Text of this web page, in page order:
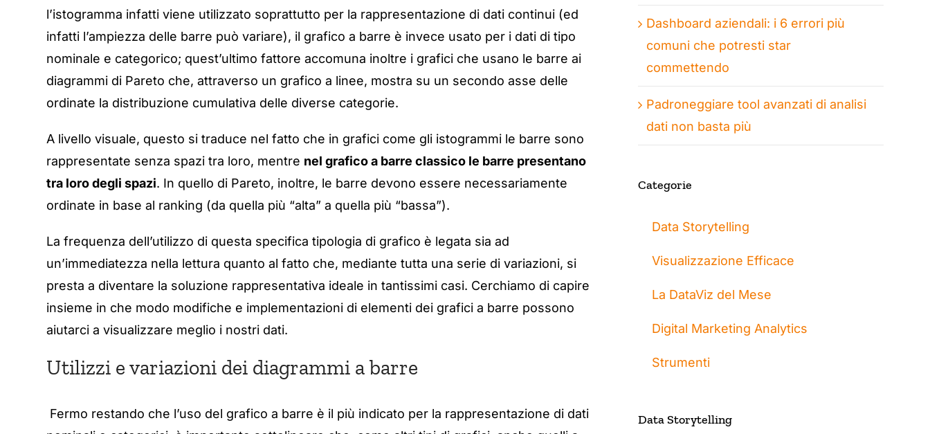
l’istogramma infatti viene utilizzato soprattutto per la rappresentazione di dati continui (ed
infatti l’ampiezza delle barre può variare), il grafico a barre è invece usato per i dati di tipo
nominale e categorico; quest’ultimo fattore accomuna inoltre i grafici che usano le barre ai
diagrammi di Pareto che, attraverso un grafico a linee, mostra su un secondo asse delle
ordinate la distribuzione cumulativa delle diverse categorie.
A livello visuale, questo si traduce nel fatto che in grafici come gli istogrammi le barre sono
rappresentate senza spazi tra loro, mentre nel grafico a barre classico le barre presentano
tra loro degli spazi. In quello di Pareto, inoltre, le barre devono essere necessariamente
ordinate in base al ranking (da quella più “alta” a quella più “bassa”).
La frequenza dell’utilizzo di questa specifica tipologia di grafico è legata sia ad
un’immediatezza nella lettura quanto al fatto che, mediante tutta una serie di variazioni, si
presta a diventare la soluzione rappresentativa ideale in tantissimi casi. Cerchiamo di capire
insieme in che modo modifiche e implementazioni di elementi dei grafici a barre possono
aiutarci a visualizzare meglio i nostri dati.
Utilizzi e variazioni dei diagrammi a barre
Fermo restando che l’uso del grafico a barre è il più indicato per la rappresentazione di dati
Dashboard aziendali: i 6 errori più
comuni che potresti star
commettendo
Padroneggiare tool avanzati di analisi
dati non basta più
Categorie
Data Storytelling
Visualizzazione Efficace
La DataViz del Mese
Digital Marketing Analytics
Strumenti
Data Storytelling